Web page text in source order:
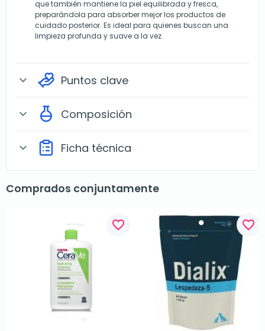
que también mantiene la piel equilibrada y fresca,
preparándola para absorber mejor los productos de
cuidado posterior. Es ideal para quienes buscan una
limpieza profunda y suave a la vez.
expand_more Puntos clave
expand_more Composición
expand_more Ficha técnica
Comprados conjuntamente
favorite_border favorite_border